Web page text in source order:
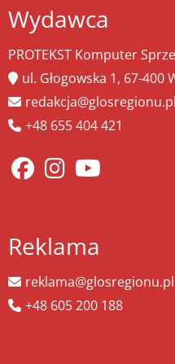
Wydawca
PROTEKST Komputer
ul. Głogowska 1, 67-400
redakcja@glosregionu.pl
+48 655 404 421
Reklama
reklama@glosregionu.pl
+48 605 200 188